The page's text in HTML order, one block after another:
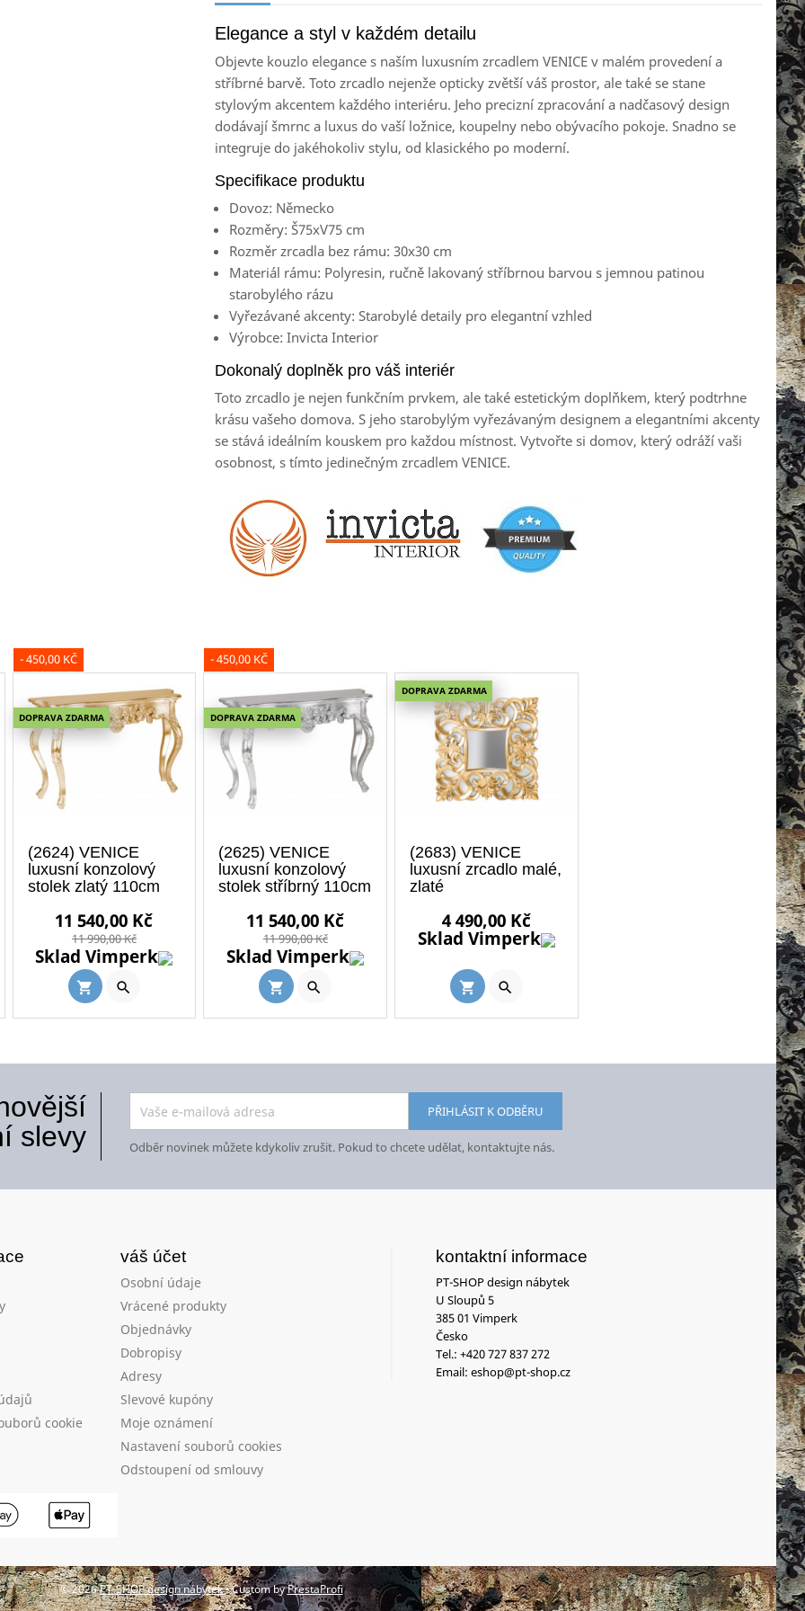
Elegance a styl v každém detailu
Objevte kouzlo elegance s naším luxusním zrcadlem VENICE v malém provedení a
stříbrné barvě. Toto zrcadlo nejenže opticky zvětší váš prostor, ale také se stane
stylovým akcentem každého interiéru. Jeho precizní zpracování a nadčasový design
dodávají šmrnc a luxus do vaší ložnice, koupelny nebo obývacího pokoje. Snadno se
integruje do jakéhokoliv stylu, od klasického po moderní.
Specifikace produktu
Dovoz: Německo
Rozměry: Š75xV75 cm
Rozměr zrcadla bez rámu: 30x30 cm
Materiál rámu: Polyresin, ručně lakovaný stříbrnou barvou s jemnou patinou
starobylého rázu
Vyřezávané akcenty: Starobylé detaily pro elegantní vzhled
Výrobce: Invicta Interior
Dokonalý doplněk pro váš interiér
Toto zrcadlo je nejen funkčním prvkem, ale také estetickým doplňkem, který podtrhne
krásu vašeho domova. S jeho starobylým vyřezávaným designem a elegantními akcenty
se stává ideálním kouskem pro každou místnost. Vytvořte si domov, který odráží vaši
osobnost, s tímto jedinečným zrcadlem VENICE.
DOPRAVA ZDARMA
(2624) VENICE
luxusní konzolový
stolek zlatý 110cm
Běžná
cena
- 450,00 KČ
Cena
11 540,00 KčBěžná
11 990,00 Kč
Sklad Vimperk
shopping_cart 
DOPRAVA ZDARMA
(2625) VENICE
luxusní konzolový
stolek stříbrný 110cm
Běžná
cena
- 450,00 KČ
Cena
11 540,00 KčBěžná
11 990,00 Kč
Sklad Vimperk
shopping_cart 
DOPRAVA ZDARMA
(2683) VENICE
luxusní zrcadlo malé,
zlaté
Cena
4 490,00 Kč
Sklad Vimperk
shopping_cart 
slevy
Odběr novinek můžete kdykoliv zrušit. Pokud to chcete udělat, kontaktujte nás.
cookie
váš účet
Osobní údaje
Vrácené produkty
Objednávky
Dobropisy
Adresy
Slevové kupóny
Moje oznámení
Nastavení souborů cookies
Odstoupení od smlouvy
kontaktní informace
PT-SHOP design nábytek
U Sloupů 5
385 01 Vimperk
Česko
Tel.: +420 727 837 272
Email: eshop@pt-shop.cz
© 2026PT-SHOP design nábytek- Custom byPrestaProfi